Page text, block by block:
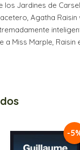
los Jardines de
Agatha
a Miss Marple,
-